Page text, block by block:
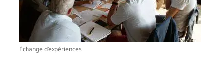
Échange d’expériences